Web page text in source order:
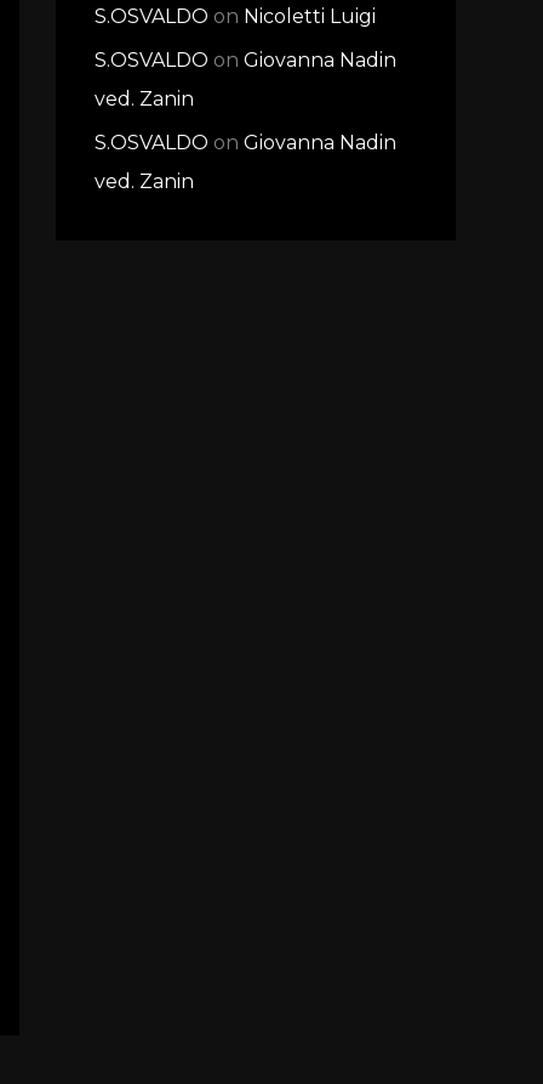
S.OSVALDO on Nicoletti Luigi
S.OSVALDO on Giovanna Nadin
ved. Zanin
S.OSVALDO on Giovanna Nadin
ved. Zanin